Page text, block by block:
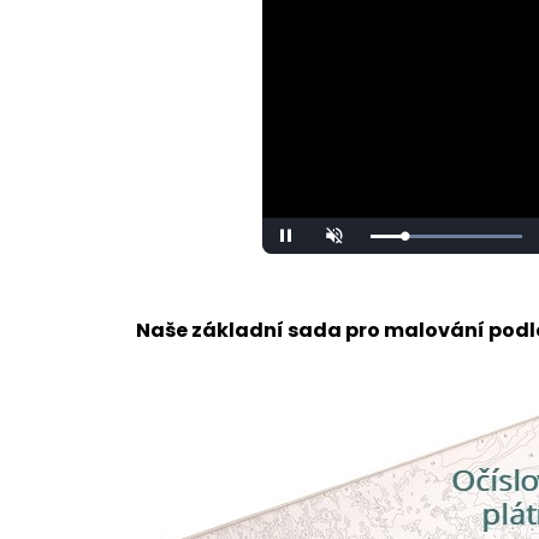
Pause Unmute Loaded:
100.00%
Naše základní sada pro malování